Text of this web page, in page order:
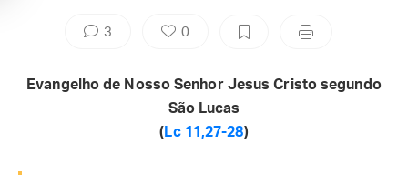
3 0
Evangelho de Nosso Senhor Jesus Cristo segundo
São Lucas
( Lc 11,27-28)